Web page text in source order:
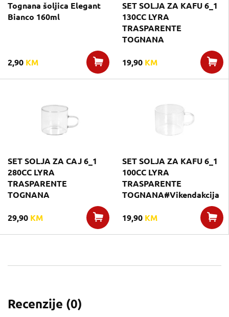
Tognana šoljica Elegant
Bianco 160ml
2,90 KM
SET SOLJA ZA KAFU 6_1
130CC LYRA
TRASPARENTE
TOGNANA
19,90 KM
SET SOLJA ZA CAJ 6_1
280CC LYRA
TRASPARENTE
TOGNANA
29,90 KM
SET SOLJA ZA KAFU 6_1
100CC LYRA
TRASPARENTE
TOGNANA#Vikendakcija
19,90 KM
Recenzije (0)